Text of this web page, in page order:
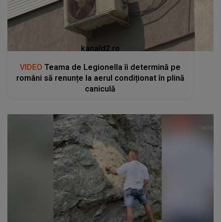
kanald2.ro
VIDEO Teama de Legionella îi determină pe
români să renunțe la aerul condiționat în plină
caniculă